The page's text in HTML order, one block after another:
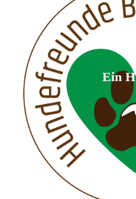
Ein